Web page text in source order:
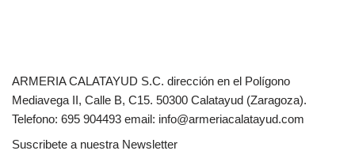
ARMERIA CALATAYUD S.C. dirección en el Polígono
Mediavega II, Calle B, C15. 50300 Calatayud (Zaragoza).
Telefono: 695 904493 email: info@armeriacalatayud.com
Suscribete a nuestra Newsletter